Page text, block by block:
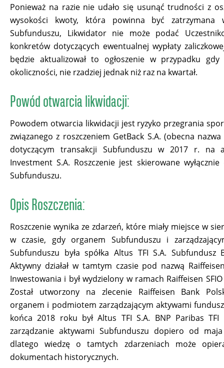
Ponieważ na razie nie udało się usunąć trudności z
wysokości kwoty, która powinna być zatrzymana
Subfunduszu, Likwidator nie może podać
konkretów dotyczących ewentualnej wypłaty
będzie aktualizował to ogłoszenie w przypadku
okoliczności, nie rzadziej jednak niż raz na kwartał.
Powód otwarcia likwidacji:
Powodem otwarcia likwidacji jest ryzyko przegrania
związanego z roszczeniem GetBack S.A. (obecna nazwa
dotyczącym transakcji Subfunduszu w 2017 r. na
Investment S.A. Roszczenie jest skierowane
Subfunduszu.
Opis Roszczenia:
Roszczenie wynika ze zdarzeń, które miały miejsce w
w czasie, gdy organem Subfunduszu i
Subfunduszu była spółka Altus TFI S.A. Subfundusz
Aktywny działał w tamtym czasie pod nazwą
Inwestowania i był wydzielony w ramach Raiffeisen
Został utworzony na zlecenie Raiffeisen Bank
organem i podmiotem zarządzającym aktywami
końca 2018 roku był Altus TFI S.A. BNP Paribas TFI
zarządzanie aktywami Subfunduszu dopiero od
dlatego wiedzę o tamtych zdarzeniach może
dokumentach historycznych.